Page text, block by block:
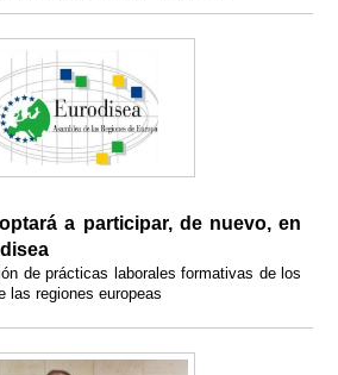
a participar, de nuevo, en
de prácticas laborales formativas de los
las regiones europeas